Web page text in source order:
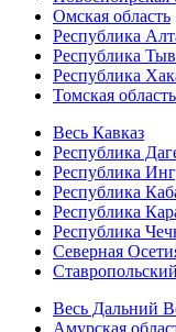
Омская область
Республика
Республика
Республика
Томская область
Весь Кавказ
Республика
Республика
Республика
Республика
Республика
Северная
Весь Дальний
Амурская